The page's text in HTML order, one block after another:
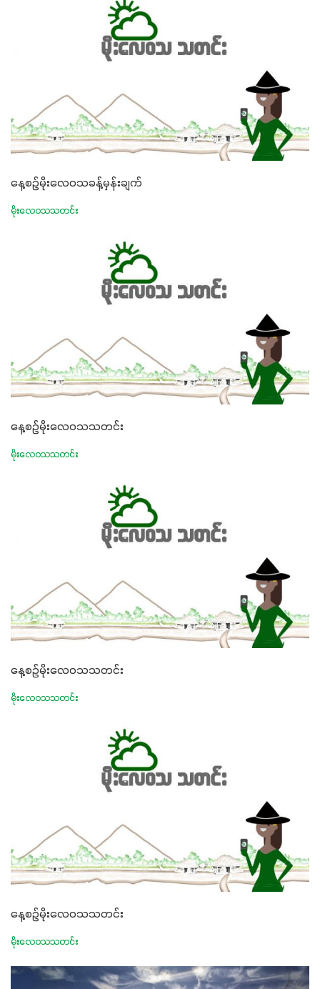
နေ့စဉ်မိုးလေဝသခန့်မှန်းချက်
မိုးလေဝသသတင်း
နေ့စဉ်မိုးလေဝသသတင်း
မိုးလေဝသသတင်း
နေ့စဉ်မိုးလေဝသသတင်း
မိုးလေဝသသတင်း
နေ့စဉ်မိုးလေဝသသတင်း
မိုးလေဝသသတင်း